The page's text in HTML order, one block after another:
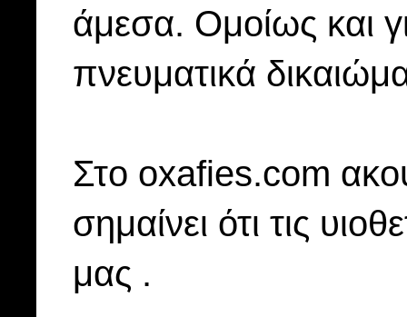
άμεσα. Ομοίως και
πνευματικά
Στo oxafies.com
σημαίνει ότι τις
μας .